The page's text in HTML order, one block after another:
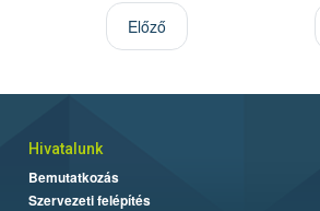
Előző
Hivatalunk
Bemutatkozás
Szervezeti felépítés